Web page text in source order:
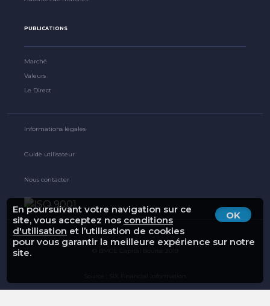
OK
En poursuivant votre navigation sur ce
site, vous acceptez nos conditions
d'utilisation et l’utilisation de cookies
pour vous garantir la meilleure expérience sur notre
site.
PUBLICATIONS
Marché
Valeurs
Le Direct
Informations légales
Guide utilisateur
Nous contacter